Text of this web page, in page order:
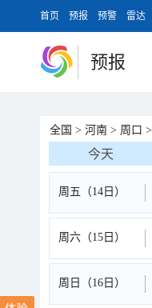
首页 预报 预警 雷达
预报
全国 > 河南 > 周口 >
今天
周五（14日）
周六（15日）
周日（16日）